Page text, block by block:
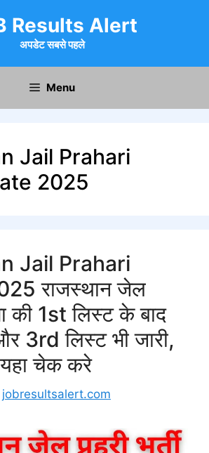
Results Alert
अपडेट सबसे पहले
Menu
Jail Prahari
2025
Jail Prahari
राजस्थान जेल
की 1st लिस्ट के बाद
3rd लिस्ट भी जारी,
चेक करे
jobresultsalert.com